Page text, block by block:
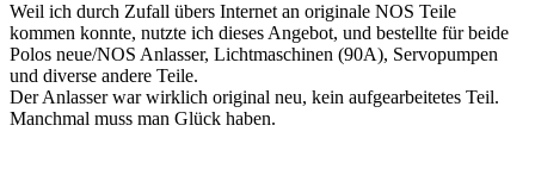
Weil ich durch Zufall übers Internet an originale NOS Teile
kommen konnte, nutzte ich dieses Angebot, und bestellte für beide
Polos neue/NOS Anlasser, Lichtmaschinen (90A), Servopumpen
und diverse andere Teile.
Der Anlasser war wirklich original neu, kein aufgearbeitetes Teil.
Manchmal muss man Glück haben.